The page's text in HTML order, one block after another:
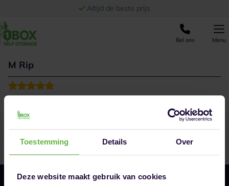
Toestemming Details Over
Deze website maakt gebruik van cookies
Altijd de beste prijs
Bel ons Menu
M Rip
geven is helemaal perfect